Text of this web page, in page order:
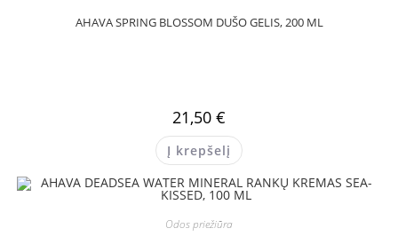
AHAVA SPRING BLOSSOM DUŠO GELIS, 200 ML
21,50 €
Į krepšelį
Odos priežiūra